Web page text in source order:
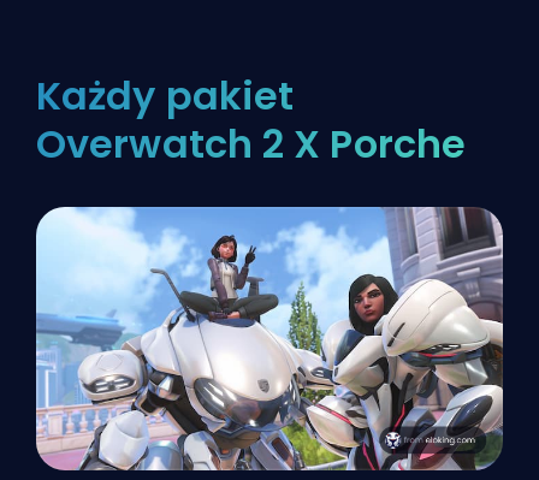
Każdy pakiet
Overwatch 2 X Porche